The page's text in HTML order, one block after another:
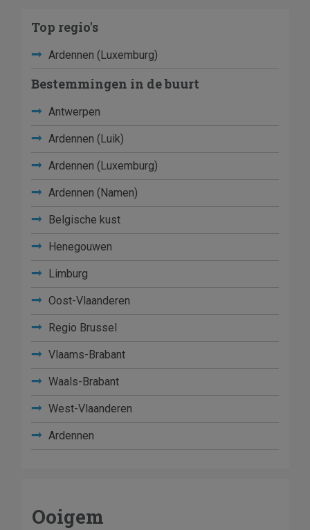
Top regio's
Ardennen (Luxemburg)
Bestemmingen in de buurt
Antwerpen
Ardennen (Luik)
Ardennen (Luxemburg)
Ardennen (Namen)
Belgische kust
Henegouwen
Limburg
Oost-Vlaanderen
Regio Brussel
Vlaams-Brabant
Waals-Brabant
West-Vlaanderen
Ardennen
Ooigem